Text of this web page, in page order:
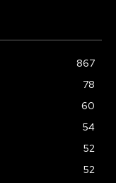
867
78
60
54
52
52